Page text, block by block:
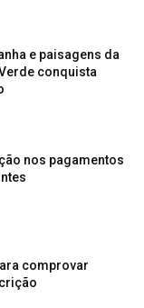
e paisagens da
conquista
nos pagamentos
comprovar